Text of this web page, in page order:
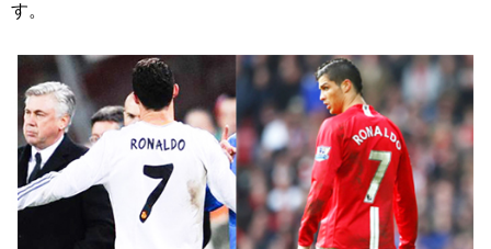
す。